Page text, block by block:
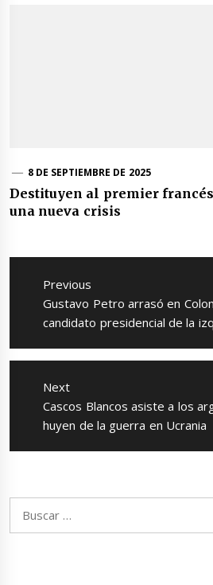
8 DE SEPTIEMBRE DE 2025
Destituyen al premier
una nueva crisis
Navegación
entradas
Previous
Previous
post:
Gustavo Petro arrasó en
candidato presidencial de la
Next
Next
post:
Cascos Blancos asiste a los
huyen de la guerra en Ucrania